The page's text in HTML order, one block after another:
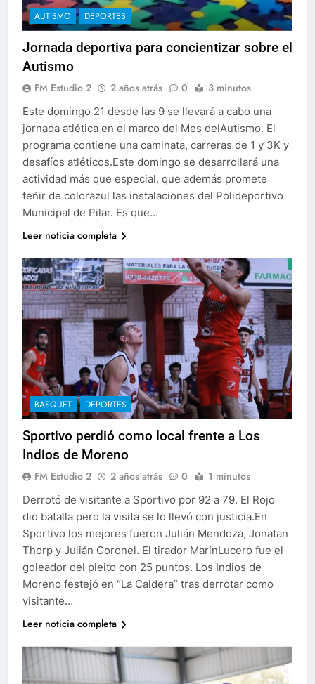
AUTISMO DEPORTES
Jornada deportiva para concientizar sobre el
Autismo
FM Estudio 2 2 años atrás 0 3 minutos
Este domingo 21 desde las 9 se llevará a cabo una
jornada atlética en el marco del Mes delAutismo. El
programa contiene una caminata, carreras de 1 y 3K y
desafíos atléticos.Este domingo se desarrollará una
actividad más que especial, que además promete
teñir de colorazul las instalaciones del Polideportivo
Municipal de Pilar. Es que…
Leer noticia completa
BASQUET DEPORTES
Sportivo perdió como local frente a Los
Indios de Moreno
FM Estudio 2 2 años atrás 0 1 minutos
Derrotó de visitante a Sportivo por 92 a 79. El Rojo
dio batalla pero la visita se lo llevó con justicia.En
Sportivo los mejores fueron Julián Mendoza, Jonatan
Thorp y Julián Coronel. El tirador MarínLucero fue el
goleador del pleito con 25 puntos. Los Indios de
Moreno festejó en “La Caldera” tras derrotar como
visitante…
Leer noticia completa